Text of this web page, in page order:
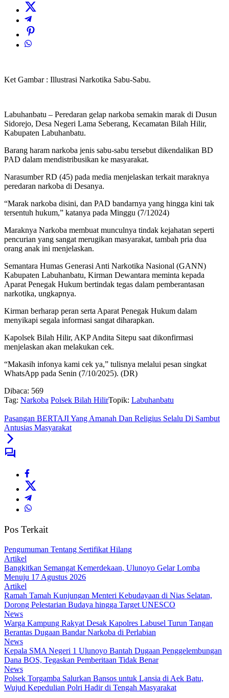
Ket Gambar : Illustrasi Narkotika Sabu-Sabu.
Labuhanbatu – Peredaran gelap narkoba semakin marak di Dusun
Sidorejo, Desa Negeri Lama Seberang, Kecamatan Bilah Hilir,
Kabupaten Labuhanbatu.
Barang haram narkoba jenis sabu-sabu tersebut dikendalikan BD
PAD dalam mendistribusikan ke masyarakat.
Narasumber RD (45) pada media menjelaskan terkait maraknya
peredaran narkoba di Desanya.
“Marak narkoba disini, dan PAD bandarnya yang hingga kini tak
tersentuh hukum,” katanya pada Minggu (7/12024)
Maraknya Narkoba membuat munculnya tindak kejahatan seperti
pencurian yang sangat merugikan masyarakat, tambah pria dua
orang anak ini menjelaskan.
Semantara Humas Generasi Anti Narkotika Nasional (GANN)
Kabupaten Labuhanbatu, Kirman Dewantara meminta kepada
Aparat Penegak Hukum bertindak tegas dalam pemberantasan
narkotika, ungkapnya.
Kirman berharap peran serta Aparat Penegak Hukum dalam
menyikapi segala informasi sangat diharapkan.
Kapolsek Bilah Hilir, AKP Andita Sitepu saat dikonfirmasi
menjelaskan akan melakukan cek.
“Makasih infonya kami cek ya,” tulisnya melalui pesan singkat
WhatsApp pada Senin (7/10/2025). (DR)
Dibaca: 569
Tag: Narkoba Polsek Bilah HilirTopik: Labuhanbatu
Pasangan BERTAJI Yang Amanah Dan Religius Selalu Di Sambut
Antusias Masyarakat
Pos Terkait
Pengumuman Tentang Sertifikat Hilang
Artikel
Bangkitkan Semangat Kemerdekaan, Ulunoyo Gelar Lomba
Menuju 17 Agustus 2026
Artikel
Ramah Tamah Kunjungan Menteri Kebudayaan di Nias Selatan,
Dorong Pelestarian Budaya hingga Target UNESCO
News
Warga Kampung Rakyat Desak Kapolres Labusel Turun Tangan
Berantas Dugaan Bandar Narkoba di Perlabian
News
Kepala SMA Negeri 1 Ulunoyo Bantah Dugaan Penggelembungan
Dana BOS, Tegaskan Pemberitaan Tidak Benar
News
Polsek Torgamba Salurkan Bansos untuk Lansia di Aek Batu,
Wujud Kepedulian Polri Hadir di Tengah Masyarakat